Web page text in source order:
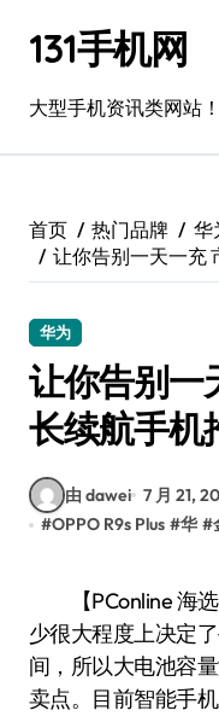
131手机网
大型手机资讯类网站
首页 热门品牌 华
让你告别一天一充
华为
让你告别一
长续航手机
由 dawei 7 月 21,
#OPPO R9s Plus #华 #
【PConline 海选导购】目前手机电池容量的多
少很大程度上决定
间，所以大电池容
卖点。目前智能手